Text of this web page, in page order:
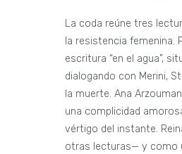
La coda reúne tres
la resistencia femenina.
escritura “en el agua”,
dialogando con Merini,
la muerte. Ana
una complicidad
vértigo del instante.
otras lecturas— y como